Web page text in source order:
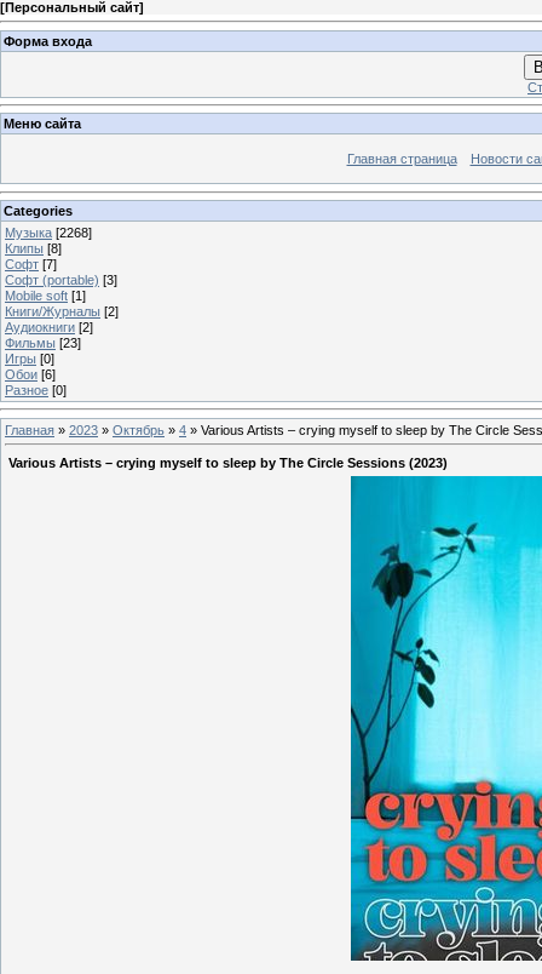
[Персональный сайт]
Форма входа
Меню сайта
Главная страница Новости
Categories
Музыка [2268]
Клипы [8]
Софт [7]
Софт (portable) [3]
Mobile soft [1]
Книги/Журналы [2]
Аудиокниги [2]
Фильмы [23]
Игры [0]
Обои [6]
Разное [0]
Главная » 2023 » Октябрь » 4 » Various Artists – crying myself to sleep by The Circle
Various Artists – crying myself to sleep by The Circle Sessions (2023)